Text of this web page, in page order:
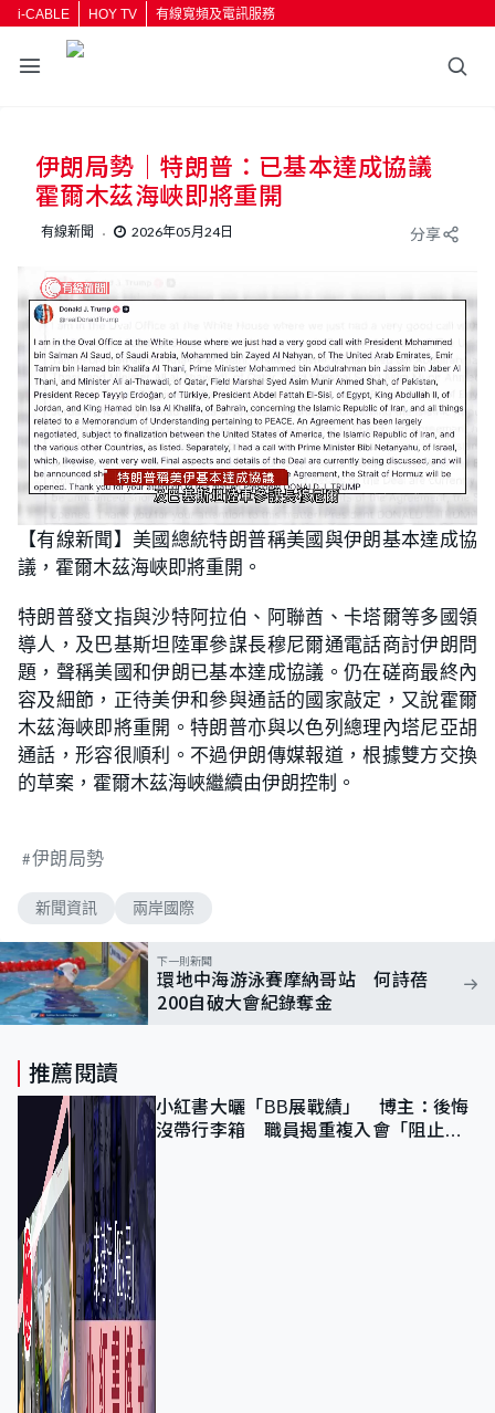
i-CABLE HOY TV 有線寬頻及電訊服務
按輸入鍵開始搜尋
伊朗局勢｜特朗普：已基本達成協議
霍爾木茲海峽即將重開
有線新聞 2026年05月24日 分享
n
m
t
e
o
a
d
e
d
7
.
7
3
%
【有線新聞】美國總統特朗普稱美國與伊朗基本達成協
議，霍爾木茲海峽即將重開。
特朗普發文指與沙特阿拉伯、阿聯酋、卡塔爾等多國領
導人，及巴基斯坦陸軍參謀長穆尼爾通電話商討伊朗問
題，聲稱美國和伊朗已基本達成協議。仍在磋商最終內
容及細節，正待美伊和參與通話的國家敲定，又說霍爾
木茲海峽即將重開。特朗普亦與以色列總理內塔尼亞胡
通話，形容很順利。不過伊朗傳媒報道，根據雙方交換
的草案，霍爾木茲海峽繼續由伊朗控制。
伊朗局勢
新聞資訊 兩岸國際
下一則新聞
環地中海游泳賽摩納哥站 何詩蓓
200自破大會紀錄奪金
推薦閱讀
小紅書大曬「BB展戰績」 博主：後悔
沒帶行李箱 職員揭重複入會「阻止唔